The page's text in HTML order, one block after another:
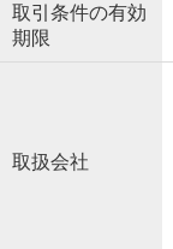
取引条件の有効
期限
取扱会社